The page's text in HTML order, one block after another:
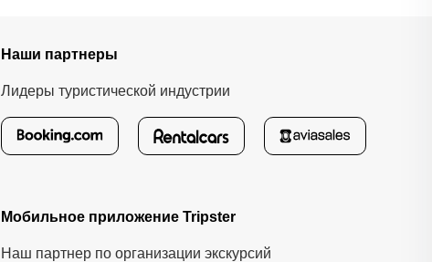
Наши партнеры
Лидеры туристической индустрии
Мобильное приложение Tripster
Наш партнер по организации экскурсий